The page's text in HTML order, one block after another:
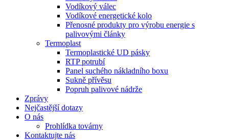
Vodíkový válec
Vodíkové energetické kolo
Přenosné produkty pro výrobu energie s
palivovými články
Termoplast
Termoplastické UD pásky
RTP potrubí
Panel suchého nákladního boxu
Sukně přívěsu
Popruh palivové nádrže
Zprávy
Nejčastější dotazy
O nás
Prohlídka továrny
Kontaktujte nás